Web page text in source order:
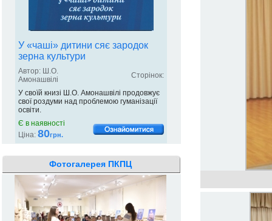
У «чаші» дитини сяє зародок
зерна культури
Автор: Ш.О.
Амонашвілі
Сторінок:
У своїй книзі Ш.О. Амонашвілі продовжує
свої роздуми над проблемою гуманізації
освіти.
Є в наявності
Ціна: 80грн.
Фотогалерея ПКПЦ